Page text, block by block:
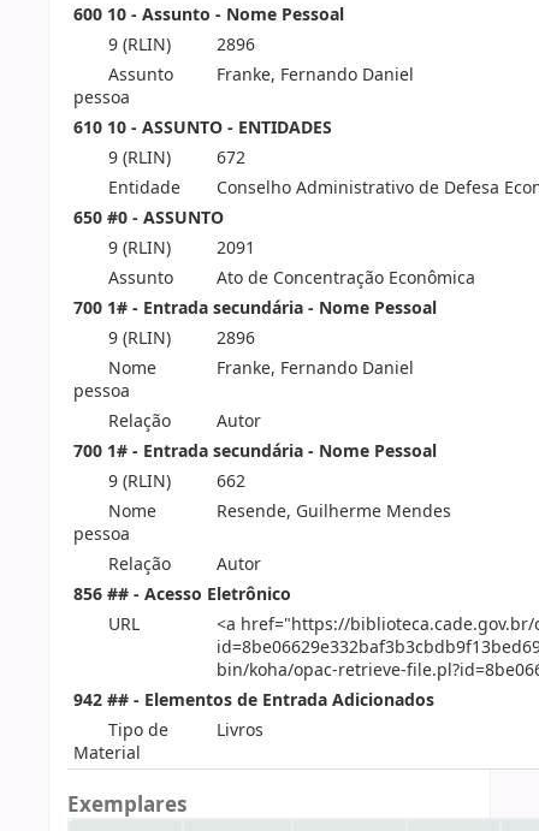
600 10 - Assunto - Nome Pessoal
9 (RLIN)
2896
Assunto
pessoa
Franke, Fernando Daniel
610 10 - ASSUNTO - ENTIDADES
9 (RLIN)
672
Entidade
Conselho Administrativo de Defesa
650 #0 - ASSUNTO
9 (RLIN)
2091
Assunto
Ato de Concentração Econômica
700 1# - Entrada secundária - Nome Pessoal
9 (RLIN)
2896
Nome
pessoa
Franke, Fernando Daniel
Relação
Autor
700 1# - Entrada secundária - Nome Pessoal
9 (RLIN)
662
Nome
pessoa
Resende, Guilherme Mendes
Relação
Autor
856 ## - Acesso Eletrônico
URL
<a href="https://
bin/koha/opac-retrieve-
942 ## - Elementos de Entrada Adicionados
Tipo de
Material
Livros
Exemplares